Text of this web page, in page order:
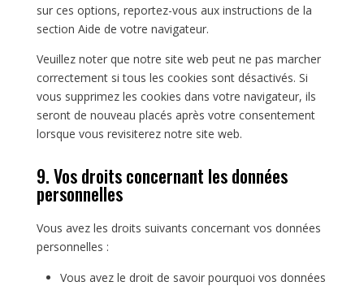
sur ces options, reportez-vous aux instructions de la
section Aide de votre navigateur.
Veuillez noter que notre site web peut ne pas marcher
correctement si tous les cookies sont désactivés. Si
vous supprimez les cookies dans votre navigateur, ils
seront de nouveau placés après votre consentement
lorsque vous revisiterez notre site web.
9. Vos droits concernant les données
personnelles
Vous avez les droits suivants concernant vos données
personnelles :
Vous avez le droit de savoir pourquoi vos données